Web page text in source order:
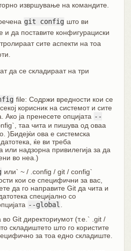
извршување на командите.
git config што ви
и да поставите конфигурациски
сите аспекти на тоа
да се складираат на три
file: Содржи вредности кои се
корисник на системот и сите
Ако ја пренесете опцијата --
таа чита и пишува од оваа
)Бидејќи ова е системска
ќе ви треба
или надзорна привилегија за да
во неа.)
или` ~ / .config / git / config`
кои се специфични за вас,
да го направите Git да чита и
специјално со
--global
во Git директориумот (т.е.` .git /
складиштето што го користите
за тоа едно складиште.